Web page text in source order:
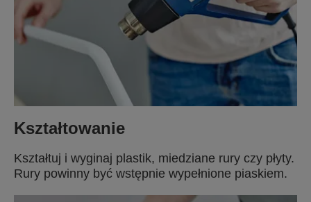
Kształtowanie
Kształtuj i wyginaj plastik, miedziane rury czy płyty.
Rury powinny być wstępnie wypełnione piaskiem.